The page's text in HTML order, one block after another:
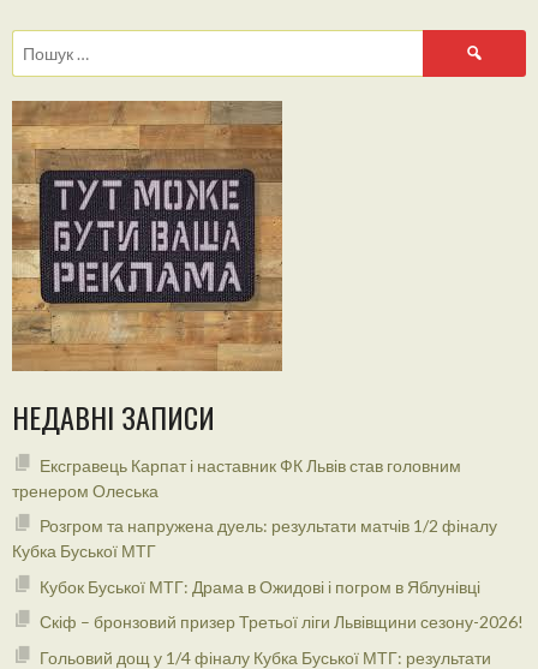
Пошук:
НЕДАВНІ ЗАПИСИ
Ексгравець Карпат і наставник ФК Львів став головним
тренером Олеська
Розгром та напружена дуель: результати матчів 1/2 фіналу
Кубка Буської МТГ
Кубок Буської МТГ: Драма в Ожидові і погром в Яблунівці
Скіф – бронзовий призер Третьої ліги Львівщини сезону-2026!
Гольовий дощ у 1/4 фіналу Кубка Буської МТГ: результати